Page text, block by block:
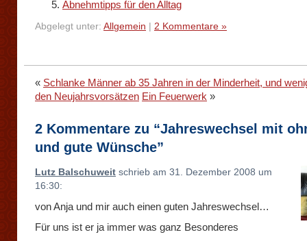
Abnehmtipps für den Alltag
Abgelegt unter: Allgemein 2 Kommentare »
« Schlanke Männer ab 35 Jahren in der Minderheit, und
den Neujahrsvorsätzen Ein Feuerwerk »
2 Kommentare zu “Jahreswechsel mit
und gute Wünsche”
Lutz Balschuweit schrieb am 31. Dezember 2008 um
16:30:
von Anja und mir auch einen guten Jahreswechsel…
Für uns ist er ja immer was ganz Besonderes